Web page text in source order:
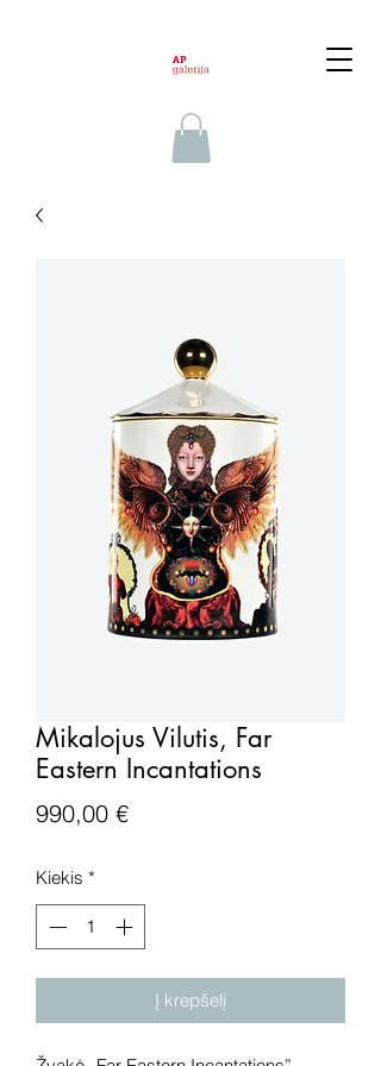
Mikalojus Vilutis, Far
Eastern Incantations
990,00 €Price
Kiekis *
Į krepšelį